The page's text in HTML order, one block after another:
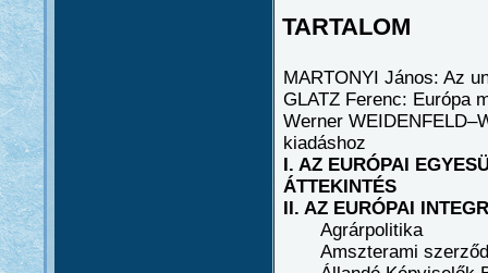
TARTALOM
MARTONYI János: Az
GLATZ Ferenc: Európa
Werner
kiadáshoz
I. AZ EURÓPAI
ÁTTEKINTÉS
II. AZ EURÓPAI
Agrárpolitika
Amszterami